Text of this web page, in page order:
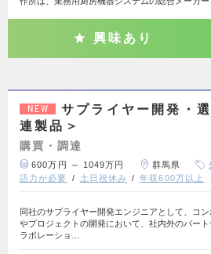
興味あり
NEW
サプライヤー開発・
連製品＞
購買・調達
600万円 ～ 1049万円 群馬県
語力が必要
土日祝休み 年収600万以上
同社のサプライヤー開発エンジニアとして、コン
やプロジェクトの開発において、社内外のパート
ラボレーショ…